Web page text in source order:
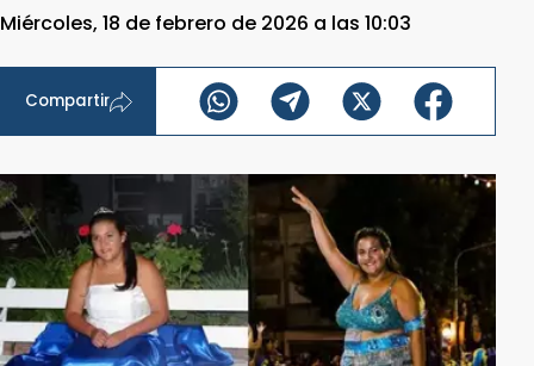
Miércoles, 18 de febrero de 2026 a las 10:03
Compartir